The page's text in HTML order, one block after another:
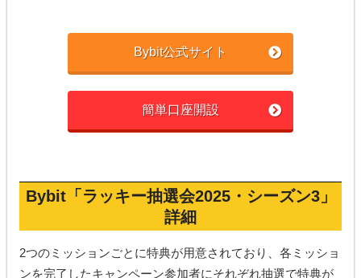
Bybit公式サイト
簡単口座開設
Bybit「ラッキー抽選会2025・シーズン3」
詳細
2つのミッションごとに特典が用意されており、各ミッショ
ンを完了したキャンペーン参加者にそれぞれ抽選で特典が